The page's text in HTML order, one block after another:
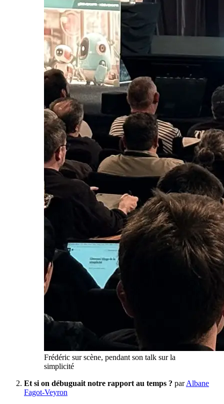
Frédéric sur scène, pendant son talk sur la
simplicité
Et si on débuguait notre rapport au temps ? parAlbane
Fagot-Veyron